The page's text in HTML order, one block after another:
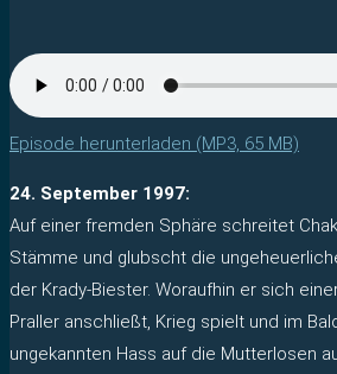
Episode herunterladen (MP3, 65 MB)
24. September 1997:
Auf einer fremden Sphäre schreitet
Stämme und glubscht die
der Krady-Biester. Woraufhin er sich
Praller anschließt, Krieg spielt und im
ungekannten Hass auf die Mutterlosen